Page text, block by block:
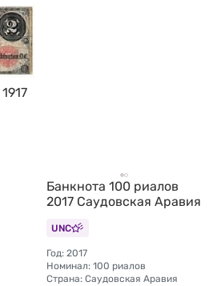
Банкнота 100 риалов
2017 Саудовская Аравия
UNC
Год: 2017
Номинал: 100 риалов
Страна: Саудовская Аравия